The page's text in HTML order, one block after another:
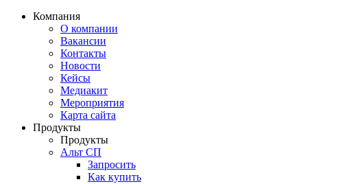
Компания
О компании
Вакансии
Контакты
Новости
Кейсы
Медиакит
Мероприятия
Карта сайта
Продукты
Продукты
Альт СП
Запросить
Как купить